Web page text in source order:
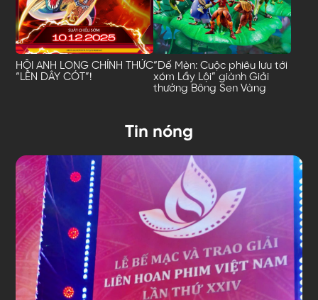
HỘI ANH LONG CHÍNH THỨC
“LÊN DÂY CÓT”!
“Dế Mèn: Cuộc phiêu lưu tới
xóm Lầy Lội” giành Giải
thưởng Bông Sen Vàng
Tin nóng